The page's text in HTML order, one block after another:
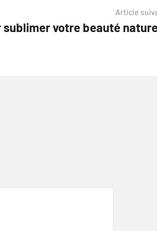
Article
sublimer votre beauté